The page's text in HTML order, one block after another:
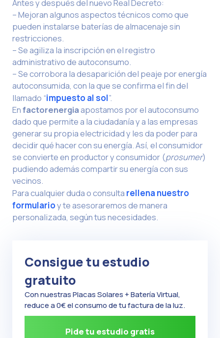
Antes y después del nuevo Real Decreto:
– Mejoran algunos aspectos técnicos como que
pueden instalarse baterías de almacenaje sin
restricciones.
–Se agiliza la inscripción en el registro
administrativo de autoconsumo.
–Se corrobora la desaparición del peaje por energía
autoconsumida, con la que se confirma el fin del
llamado “impuesto al sol”.
Enfactorenergiaapostamos por el autoconsumo
dado que permite a la ciudadanía y a las empresas
generar su propia electricidad y les da poder para
decidir qué hacer con su energía. Así, el consumidor
se convierte en productor y consumidor (prosumer)
pudiendo además compartir su energía con sus
vecinos.
Para cualquier duda o consulta rellena nuestro
formularioy te asesoraremos de manera
personalizada, según tus necesidades.
Consigue tu estudio
gratuito
Con nuestras Placas Solares + Batería Virtual,
reduce a 0€ el consumo de tu factura de la luz.
Pide tu estudio gratis